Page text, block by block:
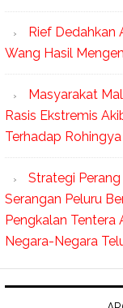
Rief Dedahkan
Wang Hasil
Masyarakat
Rasis Ekstremis
Terhadap
Strategi
Serangan Peluru
Pengkalan Tentera
Negara-Negara